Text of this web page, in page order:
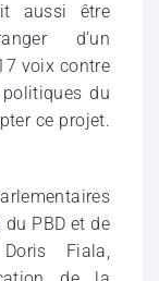
aussi être
d’un
voix contre
du
ce projet.
du PBD et de
Fiala,